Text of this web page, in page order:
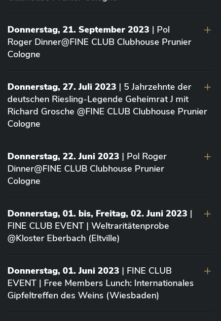
Donnerstag, 21. September 2023 | Pol
Roger Dinner@FINE CLUB Clubhouse Prunier
Cologne
Donnerstag, 27. Juli 2023 | 5 Jahrzehnte der
deutschen Riesling-Legende Geheimrat J mit
Richard Grosche @FINE CLUB Clubhouse Prunier
Cologne
Donnerstag, 22. Juni 2023 | Pol Roger
Dinner@FINE CLUB Clubhouse Prunier
Cologne
Donnerstag, 01. bis, Freitag, 02. Juni 2023 |
FINE CLUB EVENT | Weltraritätenprobe
@Kloster Eberbach (Eltville)
Donnerstag, 01. Juni 2023 | FINE CLUB
EVENT | Free Members Lunch: Internationales
Gipfeltreffen des Weins (Wiesbaden)